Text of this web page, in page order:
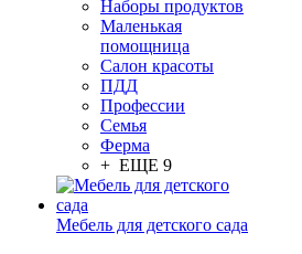
Наборы продуктов
Маленькая
помощница
Салон красоты
ПДД
Профессии
Семья
Ферма
+ ЕЩЕ 9
Мебель для детского сада